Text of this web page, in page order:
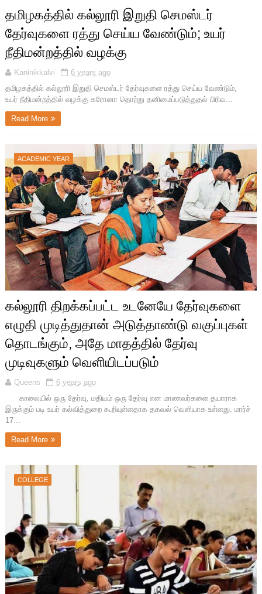
தமிழகத்தில் கல்லூரி இறுதி செமஸ்டர்
தேர்வுகளை ரத்து செய்ய வேண்டும்; உயர்
நீதிமன்றத்தில் வழக்கு
Kaninikkalvi
6 years ago
தமிழகத்தில் கல்லூரி இறுதி செமஸ்டர் தேர்வுகளை ரத்து செய்ய வேண்டும்;
உயர் நீதிமன்றத்தில் வழக்கு கரோனா தொற்று தனிமைப்படுத்துதல் பிரிவ...
Read More
ACADEMIC YEAR
கல்லூரி திறக்கப்பட்ட உடனேயே தேர்வுகளை
எழுதி முடித்துதான் அடுத்தாண்டு வகுப்புகள்
தொடங்கும், அதே மாதத்தில் தேர்வு
முடிவுகளும் வெளியிடப்படும்
Queens
6 years ago
காலையில் ஒரு தேர்வு, மதியம் ஒரு தேர்வு என மாணவர்களை தயாராக
இருக்கும் படி உயர் கல்வித்துறை கூறியுள்ளதாக தகவல் வெளியாக உள்ளது. மார்ச்
17...
Read More
COLLEGE